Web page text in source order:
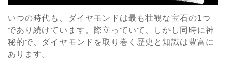
いつの時代も、ダイヤモンドは最も壮観な宝石の1つ
であり続けています。際立っていて、しかし同時に神
秘的で、ダイヤモンドを取り巻く歴史と知識は豊富に
あります。